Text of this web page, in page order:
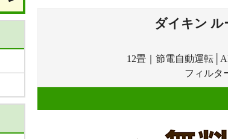
ダイキン
12畳｜節電自動運転
フィルタ